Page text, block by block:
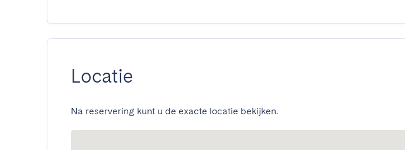
Locatie
Na reservering kunt u de exacte locatie bekijken.